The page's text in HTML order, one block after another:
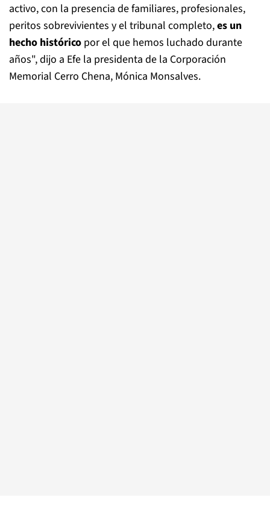
activo, con la presencia de familiares, profesionales,
peritos sobrevivientes y el tribunal completo,es un
hecho histórico por el que hemos luchado durante
años", dijo a Efe la presidenta de la Corporación
Memorial Cerro Chena, Mónica Monsalves.